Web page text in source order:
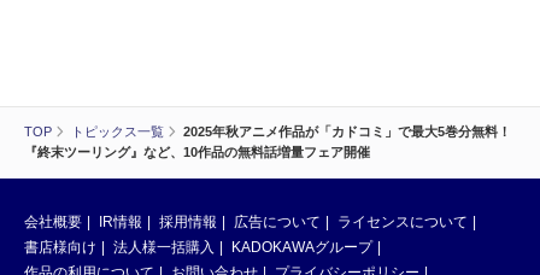
TOP トピックス一覧
2025年秋アニメ作品が「カドコミ」で最大5巻分無料！
『終末ツーリング』など、10作品の無料話増量フェア開催
会社概要 IR情報 採用情報 広告について
ライセンスについて
書店様向け
法人様一括購入
KADOKAWAグループ